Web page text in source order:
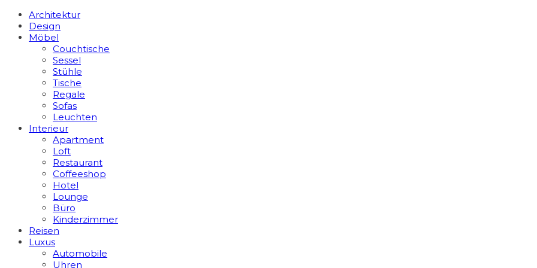
Architektur
Design
Möbel
Couchtische
Sessel
Stühle
Tische
Regale
Sofas
Leuchten
Interieur
Apart­ment
Loft
Restaurant
Coffeeshop
Hotel
Lounge
Büro
Kinderzimmer
Reisen
Luxus
Automobile
Uhren